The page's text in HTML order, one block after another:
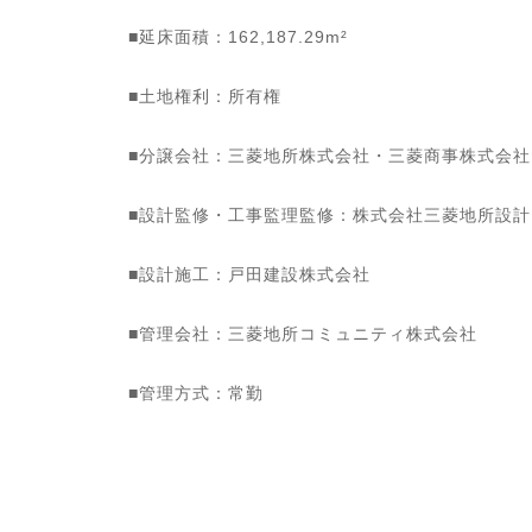
■延床面積：162,187.29m²
■土地権利：所有権
■分譲会社：三菱地所株式会社・三菱商事株式会
■設計監修・工事監理監修：株式会社三菱地所設計
■設計施工：戸田建設株式会社
■管理会社：三菱地所コミュニティ株式会社
■管理方式：常勤